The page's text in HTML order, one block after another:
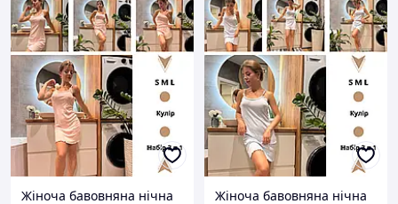
Жіноча бавовняна нічна
Жіноча бавовняна нічна